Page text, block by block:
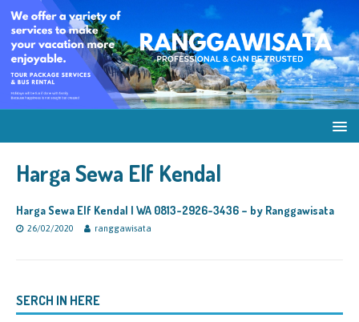
Harga Sewa Elf Kendal
Harga Sewa Elf Kendal | WA 0813-2926-3436 – by Ranggawisata
26/02/2020 ranggawisata
SERCH IN HERE